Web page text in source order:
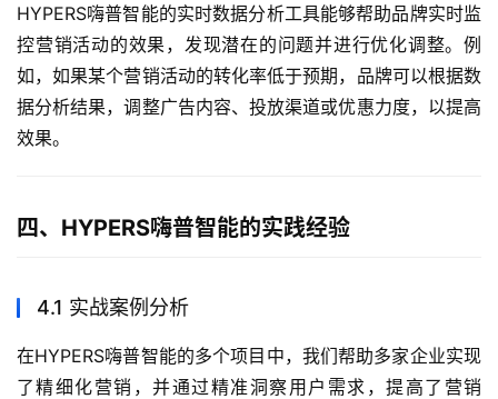
HYPERS嗨普智能的实时数据分析工具能够帮助品牌实时监
控营销活动的效果，发现潜在的问题并进行优化调整。例
如，如果某个营销活动的转化率低于预期，品牌可以根据数
据分析结果，调整广告内容、投放渠道或优惠力度，以提高
效果。
四、HYPERS嗨普智能的实践经验
4.1 实战案例分析
在HYPERS嗨普智能的多个项目中，我们帮助多家企业实现
了精细化营销，并通过精准洞察用户需求，提高了营销